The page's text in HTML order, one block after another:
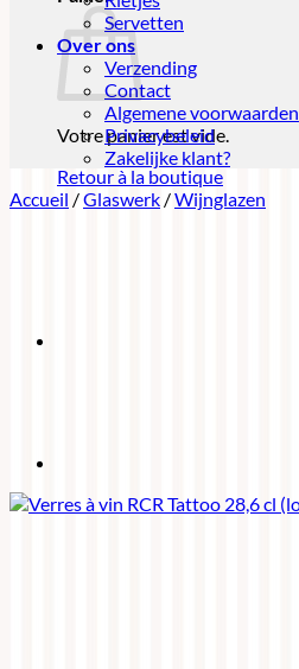
Votre panier est vide.
Retour à la boutique
Servetten
Over ons
Verzending
Contact
Algemene voorwaarden
Privacybeleid
Zakelijke klant?
Accueil /Glaswerk /Wijnglazen